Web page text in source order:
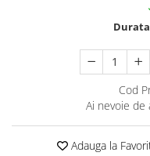
Cod
Ai nevoie de
Adauga la